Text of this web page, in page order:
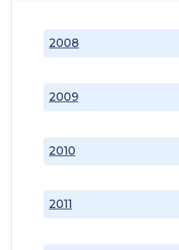
2008
2009
2010
2011